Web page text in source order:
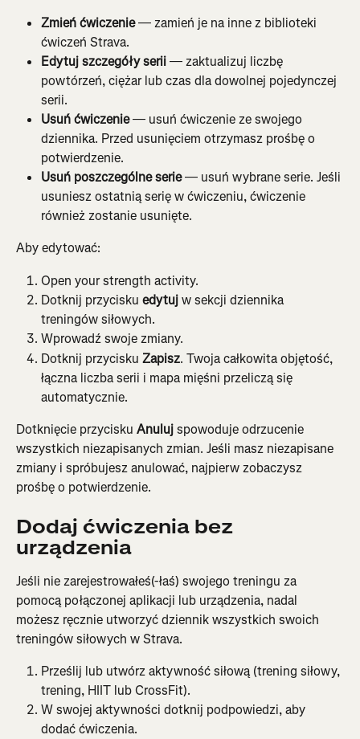
Zmień ćwiczenie — zamień je na inne z biblioteki
ćwiczeń Strava.
Edytuj szczegóły serii — zaktualizuj liczbę
powtórzeń, ciężar lub czas dla dowolnej pojedynczej
serii.
Usuń ćwiczenie — usuń ćwiczenie ze swojego
dziennika. Przed usunięciem otrzymasz prośbę o
potwierdzenie.
Usuń poszczególne serie — usuń wybrane serie. Jeśli
usuniesz ostatnią serię w ćwiczeniu, ćwiczenie
również zostanie usunięte.
Aby edytować:
Open your strength activity.
Dotknij przycisku edytuj w sekcji dziennika
treningów siłowych.
Wprowadź swoje zmiany.
Dotknij przycisku Zapisz. Twoja całkowita objętość,
łączna liczba serii i mapa mięśni przeliczą się
automatycznie.
Dotknięcie przycisku Anuluj spowoduje odrzucenie
wszystkich niezapisanych zmian. Jeśli masz niezapisane
zmiany i spróbujesz anulować, najpierw zobaczysz
prośbę o potwierdzenie.
Dodaj ćwiczenia bez
urządzenia
Jeśli nie zarejestrowałeś(-łaś) swojego treningu za
pomocą połączonej aplikacji lub urządzenia, nadal
możesz ręcznie utworzyć dziennik wszystkich swoich
treningów siłowych w Strava.
Prześlij lub utwórz aktywność siłową (trening siłowy,
trening, HIIT lub CrossFit).
W swojej aktywności dotknij podpowiedzi, aby
dodać ćwiczenia.